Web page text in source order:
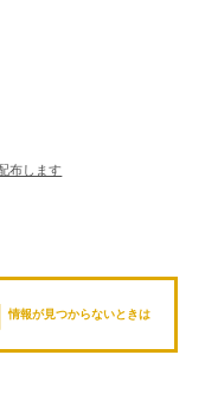
布します
情報が見つからないときは